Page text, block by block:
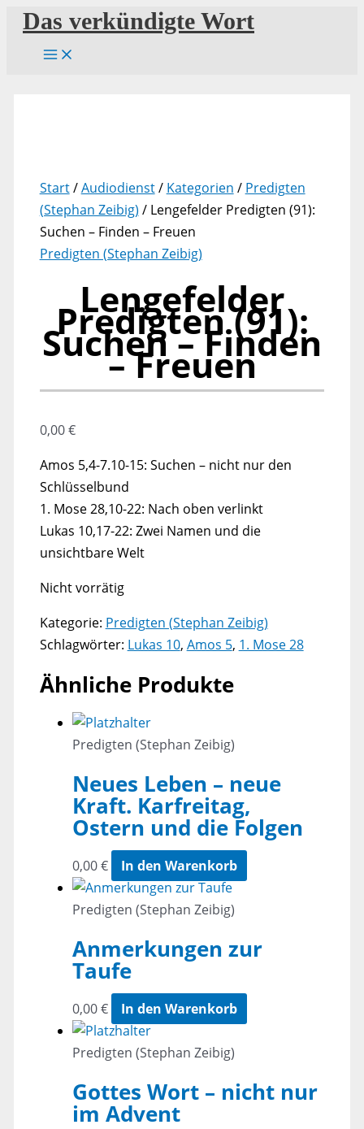
Zum
Inhalt
springen
Das verkündigte Wort
Start/Audiodienst/ Kategorien / Predigten
(Stephan Zeibig) / Lengefelder Predigten (91):
Suchen – Finden – Freuen
Predigten (Stephan Zeibig)
Lengefelder
Predigten (91):
Suchen – Finden
– Freuen
0,00€
Amos 5,4-7.10-15: Suchen – nicht nur den
Schlüsselbund
1. Mose 28,10-22: Nach oben verlinkt
Lukas 10,17-22: Zwei Namen und die
unsichtbare Welt
Nicht vorrätig
Kategorie: Predigten (Stephan Zeibig)
Schlagwörter: Lukas 10, Amos 5, 1. Mose 28
Ähnliche Produkte
Predigten (Stephan Zeibig)
Neues Leben – neue
Kraft. Karfreitag,
Ostern und die Folgen
0,00€ In den Warenkorb
Predigten (Stephan Zeibig)
Anmerkungen zur
Taufe
0,00€ In den Warenkorb
Predigten (Stephan Zeibig)
Gottes Wort – nicht nur
im Advent